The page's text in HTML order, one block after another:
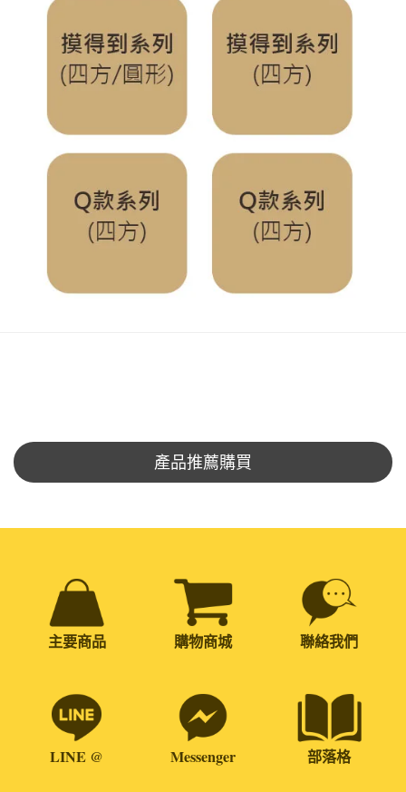
產品推薦購買
主要商品 購物商城 聯絡我們
LINE @ Messenger 部落格